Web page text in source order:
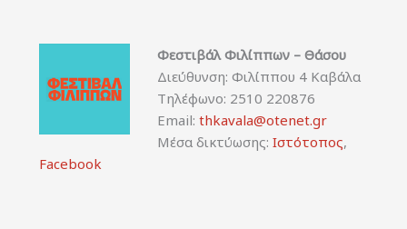
Φεστιβάλ Φιλίππων – Θάσου
Διεύθυνση: Φιλίππου 4 Καβάλα
Τηλέφωνο: 2510 220876
Email: thkavala@otenet.gr
Μέσα δικτύωσης: Ιστότοπος,
Facebook